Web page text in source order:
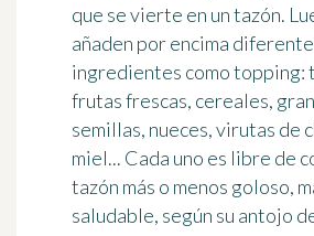
que se vierte en un tazón.
añaden por encima
ingredientes como topping:
frutas frescas, cereales,
semillas, nueces, virutas de
miel... Cada uno es libre de
tazón más o menos goloso,
saludable, según su antojo